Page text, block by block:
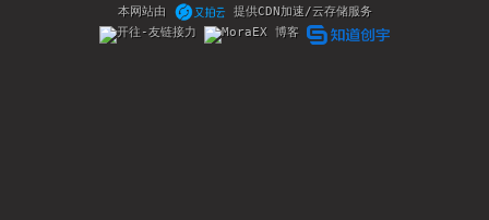
本网站由
提供CDN加速/云存储服务